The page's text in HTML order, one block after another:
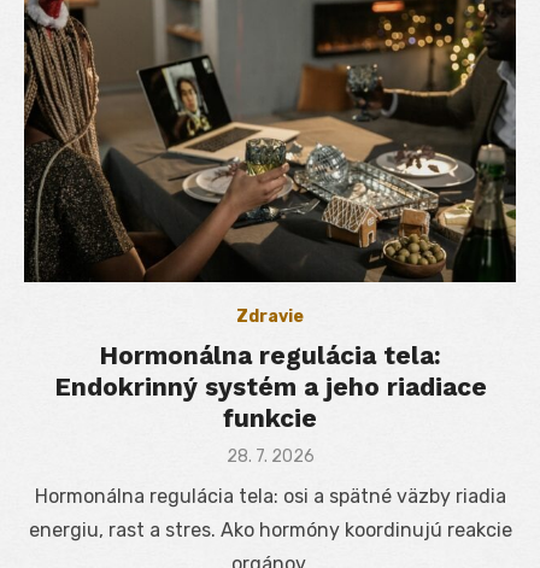
Zdravie
Hormonálna regulácia tela:
Endokrinný systém a jeho riadiace
funkcie
Posted
28. 7. 2026
Hormonálna regulácia tela: osi a spätné väzby riadia
energiu, rast a stres. Ako hormóny koordinujú reakcie